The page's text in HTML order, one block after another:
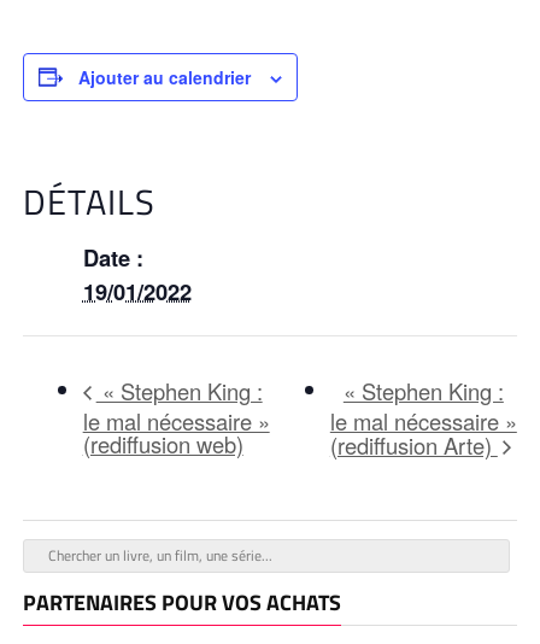
Ajouter au calendrier
DÉTAILS
Date :
19/01/2022
« Stephen King :
le mal nécessaire »
(rediffusion web)
« Stephen King :
le mal nécessaire »
(rediffusion Arte)
PARTENAIRES POUR VOS ACHATS